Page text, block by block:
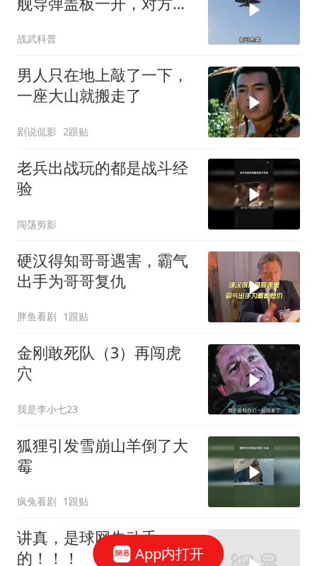
战武科普
男人只在地上敲了一下，
一座大山就搬走了
剧说侃影 2跟贴
老兵出战玩的都是战斗经
验
闯荡剪影
硬汉得知哥哥遇害，霸气
出手为哥哥复仇
胖鱼看剧 1跟贴
金刚敢死队（3）再闯虎
穴
我是李小七23
狐狸引发雪崩山羊倒了大
霉
疯兔看剧 1跟贴
讲真，是球网先动手
的！！！
App内打开